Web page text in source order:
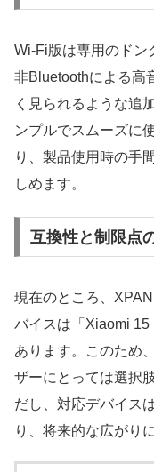
Wi-Fi版は専用のドン
非Bluetoothによる高
く見られるような追
ンプルでスムーズに
り、製品使用時の手
しめます。
互換性と制限点
現在のところ、
バイスは「Xiaomi
あります。このため
ザーにとっては選択
だし、対応デバイス
り、将来的な広がり